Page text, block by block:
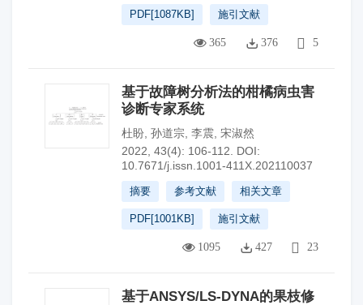
PDF[1087KB] 施引文献
365 376 5
基于故障树分析法的柑橘病虫害
诊断专家系统
杜盼 孙道宗 李震 宋淑然
2022, 43(4): 106-112.
DOI:
10.7671/j.issn.1001-411X.202110037
摘要 参考文献 相关文章
PDF[1001KB] 施引文献
1095 427 23
基于ANSYS/LS-DYNA的果枝修